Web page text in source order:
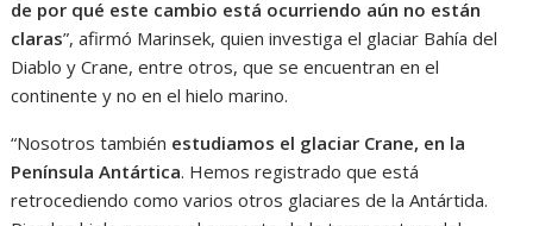
de por qué este cambio está ocurriendo aún no están
claras”, afirmó Marinsek, quien investiga el glaciar Bahía del
Diablo y Crane, entre otros, que se encuentran en el
continente y no en el hielo marino.
“Nosotros también estudiamos el glaciar Crane, en la
Península Antártica. Hemos registrado que está
retrocediendo como varios otros glaciares de la Antártida.